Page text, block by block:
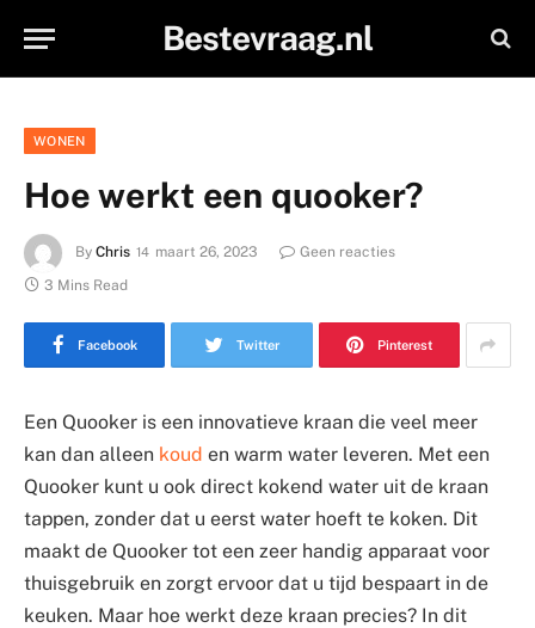
Bestevraag.nl
WONEN
Hoe werkt een quooker?
By Chris maart 26, 2023
Geen reacties
3 Mins Read
Facebook Twitter Pinterest
Een Quooker is een innovatieve kraan die veel meer
kan dan alleen koud en warm water leveren. Met een
Quooker kunt u ook direct kokend water uit de kraan
tappen, zonder dat u eerst water hoeft te koken. Dit
maakt de Quooker tot een zeer handig apparaat voor
thuisgebruik en zorgt ervoor dat u tijd bespaart in de
keuken. Maar hoe werkt deze kraan precies? In dit